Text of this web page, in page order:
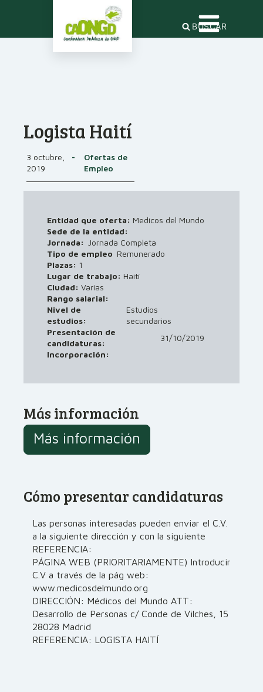
BUSCAR
Logista Haití
3 octubre,
2019
-
Ofertas de
Empleo
Entidad que oferta: Medicos del Mundo
Sede de la entidad:
Jornada: Jornada Completa
Tipo de empleo Remunerado
Plazas: 1
Lugar de trabajo: Haití
Ciudad: Varias
Rango salarial:
Nivel de
estudios:
Estudios
secundarios
Presentación de
candidaturas:
31/10/2019
Incorporación:
Más información
Más información
Cómo presentar candidaturas
Las personas interesadas pueden enviar el C.V.
a la siguiente dirección y con la siguiente
REFERENCIA:
PÁGINA WEB (PRIORITARIAMENTE) Introducir
C.V a través de la pág web:
www.medicosdelmundo.org
DIRECCIÓN: Médicos del Mundo ATT:
Desarrollo de Personas c/ Conde de Vilches, 15
28028 Madrid
REFERENCIA: LOGISTA HAITÍ